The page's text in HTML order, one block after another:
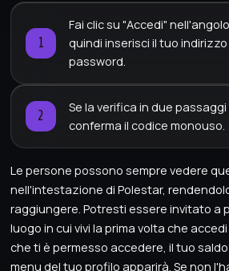
Fai clic su "Accedi"
quindi inserisci il tuo indirizzo
password.
Se la verifica in due
conferma il codice monouso.
Le persone possono sempre vedere
nell'intestazione di Polestar,
raggiungere. Potresti essere invitato a
luogo in cui vivi la prima volta che
che ti è permesso accedere, il tuo
menu del tuo profilo apparirà. Se non